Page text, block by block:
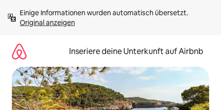
Inhalten
springenOriginal anzeigen
Inseriere deine Unterkunft auf Airbnb